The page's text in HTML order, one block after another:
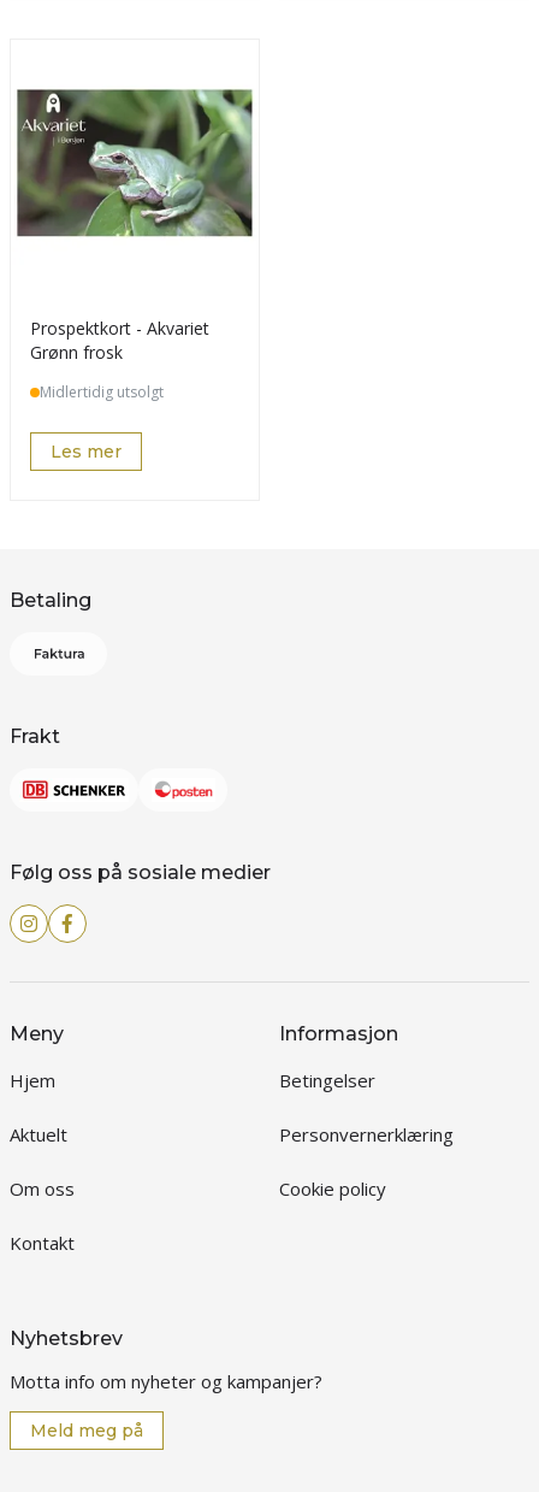
Prospektkort - Akvariet
Grønn frosk
Midlertidig utsolgt
Les mer
Betaling
Frakt
Følg oss på sosiale medier
Meny
Hjem
Aktuelt
Om oss
Kontakt
Informasjon
Betingelser
Personvernerklæring
Cookie policy
Nyhetsbrev
Motta info om nyheter og kampanjer?
Meld meg på